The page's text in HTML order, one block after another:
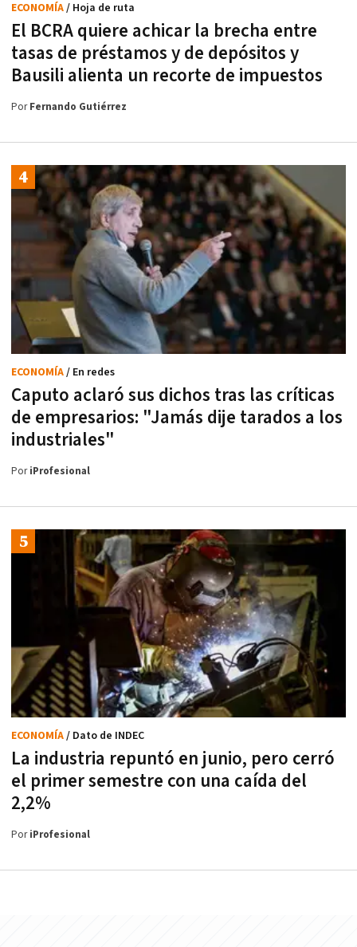
El BCRA quiere achicar la brecha entre
tasas de préstamos y de depósitos y
Bausili alienta un recorte de impuestos
ECONOMÍA/ Hoja de ruta
PorFernando Gutiérrez
Caputo aclaró sus dichos tras las críticas
de empresarios: "Jamás dije tarados a los
industriales"
ECONOMÍA/ En redes
PoriProfesional
La industria repuntó en junio, pero cerró
el primer semestre con una caída del
2,2%
ECONOMÍA/ Dato de INDEC
PoriProfesional